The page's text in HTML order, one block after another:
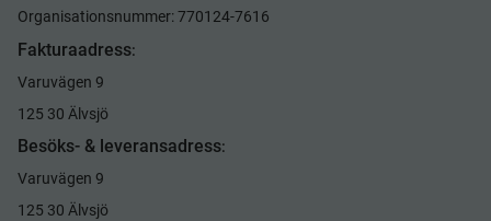
Organisationsnummer: 770124-7616
Fakturaadress:
Varuvägen 9
125 30 Älvsjö
Besöks- & leveransadress:
Varuvägen 9
125 30 Älvsjö